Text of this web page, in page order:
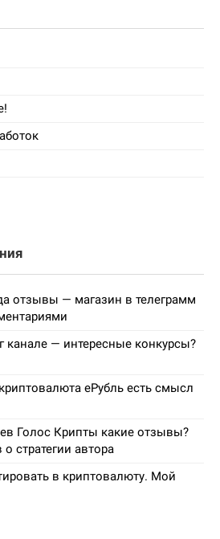
отзывы — магазин в телеграмм
канале — интересные конкурсы?
еРубль есть смысл
Голос Крипты какие отзывы?
стратегии автора
в криптовалюту. Мой